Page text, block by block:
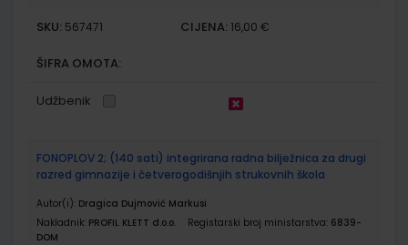
SKU: 567471 CIJENA: 16,00 €
ŠIFRA OMOTA:
Udžbenik
FONOPLOV 2; (140 sati) integrirana radna bilježnica za drugi
razred gimnazije i četverogodišnjih strukovnih škola
Autor(i): Dragica Dujmović Markusi
Nakladnik: PROFIL KLETT d.o.o. Registarski broj ministarstva: 6839-
DOM